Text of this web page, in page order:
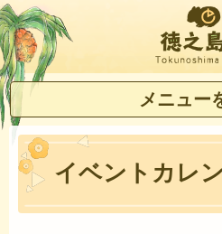
徳之島町
メニュー
イベントカレ